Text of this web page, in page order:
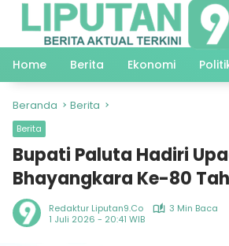
Langsung
Home
Berita Ekonomi
Beranda Berita
Berita
Bupati Paluta Hadiri
Bhayangkara Ke-80
Redaktur Liputan9.co
3 Min Baca
1 Juli 2026 - 20:41 WIB